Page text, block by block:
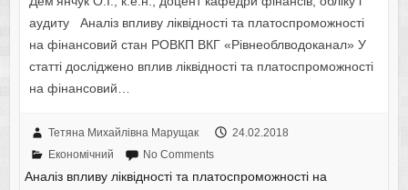
аудиту Аналіз впливу ліквідності та платоспроможності
на фінансовий стан РОВКП ВКГ «Рівнеоблводоканал» У
статті досліджено вплив ліквідності та платоспроможності
на фінансовий…
Тетяна Михайлівна Марущак
24.02.2018
Економічний
No Comments
Аналіз впливу ліквідності та платоспроможності на